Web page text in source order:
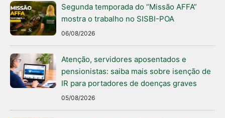
Segunda temporada do “Missão AFFA”
mostra o trabalho no SISBI-POA
06/08/2026
Atenção, servidores aposentados e
pensionistas: saiba mais sobre isenção de
IR para portadores de doenças graves
05/08/2026